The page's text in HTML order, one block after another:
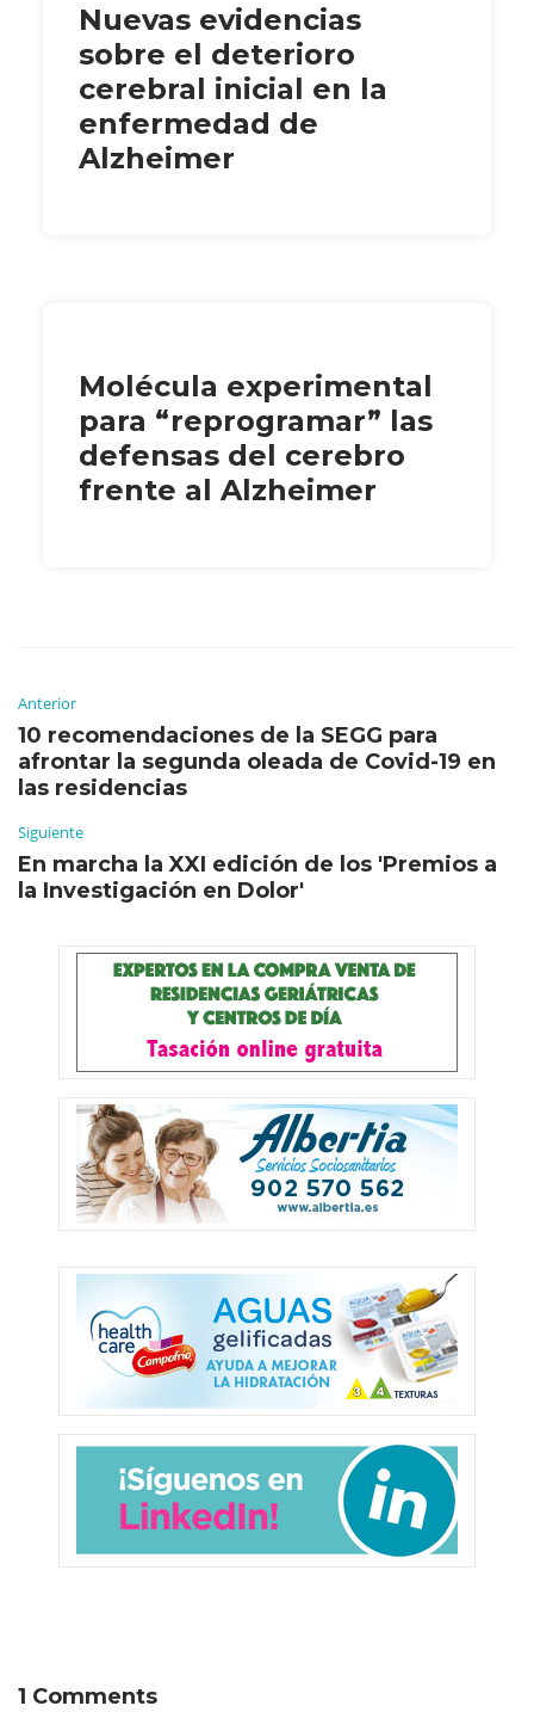
Nuevas evidencias
sobre el deterioro
cerebral inicial en la
enfermedad de
Alzheimer
Molécula experimental
para “reprogramar” las
defensas del cerebro
frente al Alzheimer
Anterior
10 recomendaciones de la SEGG para
afrontar la segunda oleada de Covid-19 en
las residencias
Siguiente
En marcha la XXI edición de los 'Premios a
la Investigación en Dolor'
1 Comments